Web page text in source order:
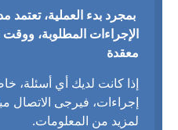
بمجرد بدء العملية، تعتمد
الإجراءات المطلوبة،
معقدة
إذا كانت لديك أي أسئلة،
إجراءات، فيرجى الاتصال
لمزيد من المعلومات.